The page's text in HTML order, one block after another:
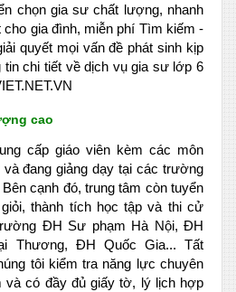
chọn gia sư chất lượng, nhanh
cho gia đình, miễn phí Tìm kiếm -
quyết mọi vấn đề phát sinh kịp
chi tiết về dịch vụ gia sư lớp 6
cao
cấp giáo viên kèm các môn
đang giảng dạy tại các trường
cạnh đó, trung tâm còn tuyển
thành tích học tập và thi cử
ĐH Sư phạm Hà Nội, ĐH
Thương, ĐH Quốc Gia... Tất
tôi kiểm tra năng lực chuyên
và có đầy đủ giấy tờ, lý lịch hợp